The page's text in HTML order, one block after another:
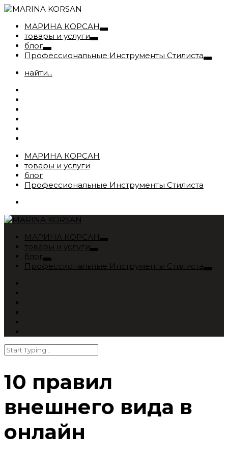
МАРИНА КОРСАН
товары и услуги
блог
Профессиональные Инструменты Стилиста
найти...
МАРИНА КОРСАН
товары и услуги
блог
Профессиональные Инструменты Стилиста
МАРИНА КОРСАН
товары и услуги
блог
Профессиональные Инструменты Стилиста
10 правил
внешнего вида в
онлайн